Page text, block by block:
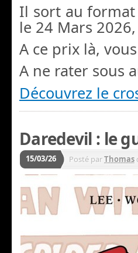
Il sort au
le 24 Mars
A ce prix là,
A ne rater sous
Découvrez le
Daredevil : le
15/03/26 Posté parThomas